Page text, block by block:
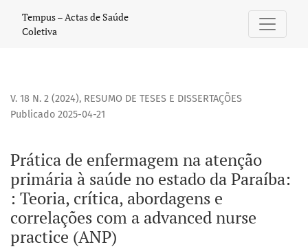
Prática de enfermagem na atenção primária à saúde no
Tempus – Actas de Saúde
Coletiva
V. 18 N. 2 (2024), RESUMO DE TESES E DISSERTAÇÕES
Prática de enfermagem na atenção
primária à saúde no estado da Paraíba:
: Teoria, crítica, abordagens e
correlações com a advanced nurse
practice (ANP)
Publicado 2025-04-21